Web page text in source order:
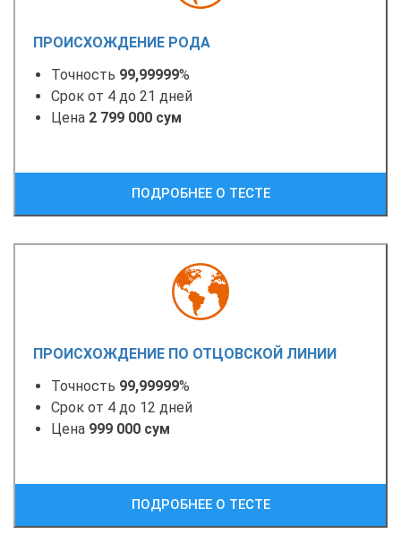
ПРОИСХОЖДЕНИЕ РОДА
Точность 99,99999%
Срок от 4 до 21 дней
Цена 2 799 000 сум
ПОДРОБНЕЕ О ТЕСТЕ
ПРОИСХОЖДЕНИЕ ПО ОТЦОВСКОЙ ЛИНИИ
Точность 99,99999%
Срок от 4 до 12 дней
Цена 999 000 сум
ПОДРОБНЕЕ О ТЕСТЕ